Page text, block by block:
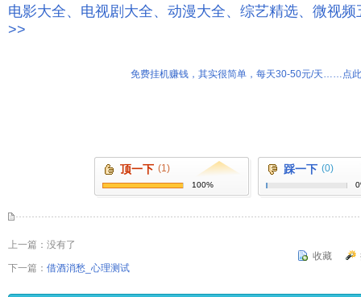
电影大全、电视剧大全、动漫大全、综艺精选、微视
>>
免费挂机赚钱，其实很简单，每天30-50元/天……点
顶一下 (1)
100%
踩一下 (0)
上一篇：没有了
下一篇： 借酒消愁_心理测试
收藏